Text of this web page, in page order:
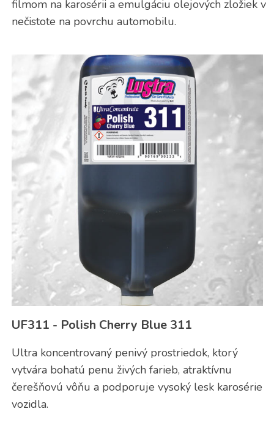
filmom na karosérii a emulgáciu olejových zložiek v
nečistote na povrchu automobilu.
UF311 - Polish Cherry Blue 311
Ultra koncentrovaný penivý prostriedok, ktorý
vytvára bohatú penu živých farieb, atraktívnu
čerešňovú vôňu a podporuje vysoký lesk karosérie
vozidla.